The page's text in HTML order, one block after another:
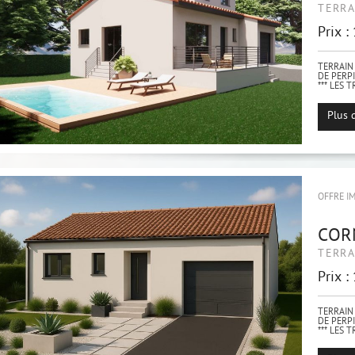
Prix :
DE
*** LES
d'un
Plus
OFFRE
Prix :
DE
*** LES